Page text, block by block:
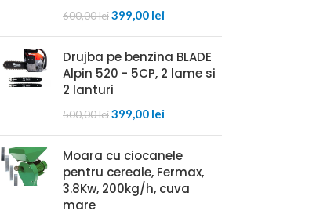
600,00lei399,00 lei
Drujba pe benzina BLADE
Alpin 520 - 5CP, 2 lame si
2 lanturi
500,00lei399,00 lei
Moara cu ciocanele
pentru cereale, Fermax,
3.8Kw, 200kg/h, cuva
mare